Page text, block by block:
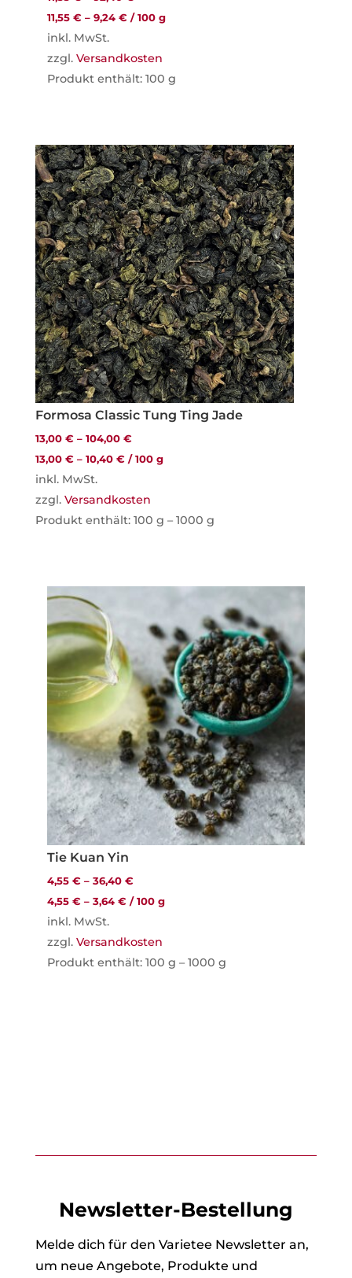
11,55 €– 9,24 €/100 g
inkl. MwSt.
zzgl. Versandkosten
Produkt enthält: 100 g
Formosa Classic Tung Ting Jade
13,00€ –104,00€
13,00€ –10,40€ /100 g
inkl. MwSt.
zzgl.Versandkosten
Produkt enthält: 100g – 1000g
Tie Kuan Yin
4,55 €– 36,40 €
4,55 €– 3,64 €/100 g
inkl. MwSt.
zzgl. Versandkosten
Produkt enthält: 100 g – 1000 g
Newsletter-Bestellung
Melde dich für den Varietee Newsletter an,
um neue Angebote, Produkte und